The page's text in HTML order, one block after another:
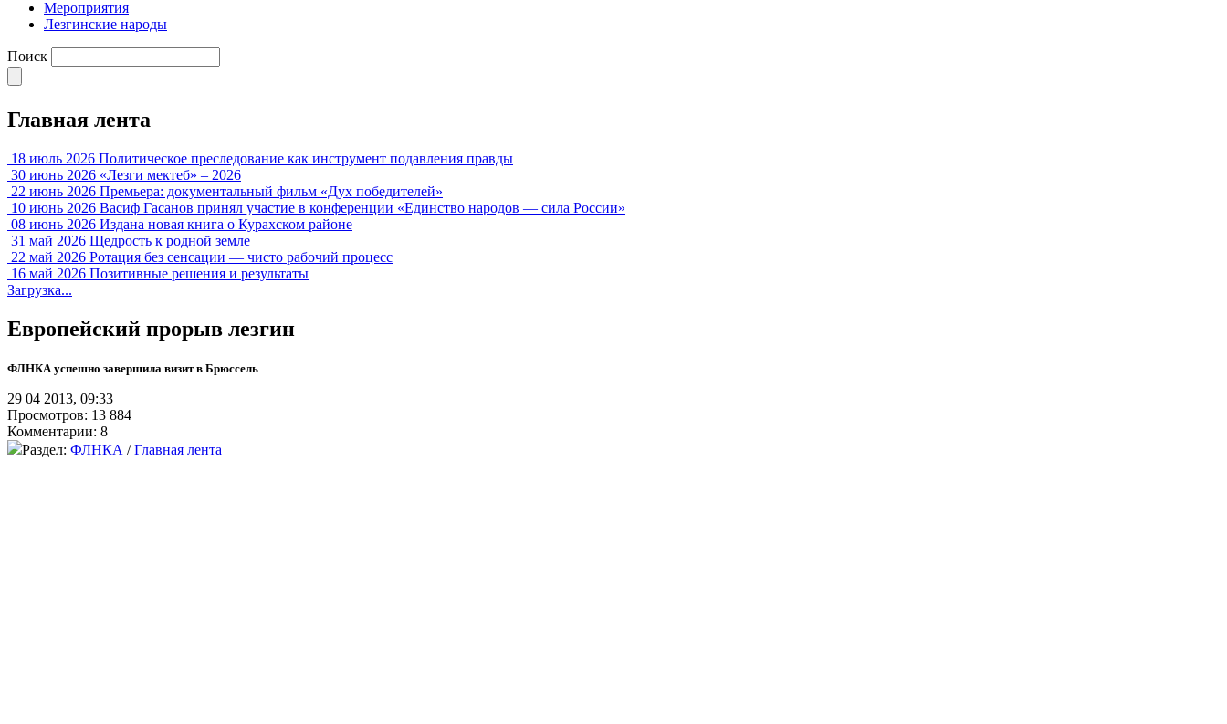
Мероприятия
Лезгинские народы
Поиск
Главная лента
18 июль 2026 Политическое преследование как инструмент подавления правды
30 июнь 2026 «Лезги мектеб» – 2026
22 июнь 2026 Премьера: документальный фильм «Дух победителей»
10 июнь 2026 Васиф Гасанов принял участие в конференции «Единство народов — сила России»
08 июнь 2026 Издана новая книга о Курахском районе
31 май 2026 Щедрость к родной земле
22 май 2026 Ротация без сенсации — чисто рабочий процесс
16 май 2026 Позитивные решения и результаты
Загрузка...
Европейский прорыв лезгин
ФЛНКА успешно завершила визит в Брюссель
29 04 2013, 09:33
Просмотров: 13 884
Комментарии: 8
Раздел: ФЛНКА /Главная лента